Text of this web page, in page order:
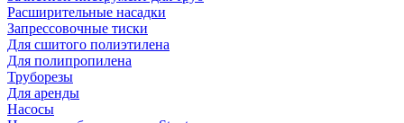
Расширительные насадки
Запрессовочные тиски
Для сшитого полиэтилена
Для полипропилена
Труборезы
Для аренды
Насосы